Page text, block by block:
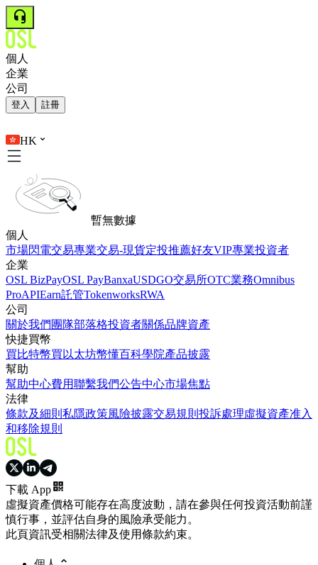
個人
企業
公司
登入 註冊
HK
暫無數據
個人
市場閃電交易專業交易-現貨定投推薦好友VIP專業投資者
企業
OSL BizPayOSL PayBanxaUSDGO交易所OTC業務Omnibus
ProAPIEarn託管TokenworksRWA
公司
關於我們 團隊部落格投資者關係品牌資產
快捷買幣
買比特幣買以太坊幣懂百科學院產品披露
幫助
幫助中心費用聯繫我們公告中心市場焦點
法律
條款及細則 私隱政策風險披露交易規則 投訴處理虛擬資產准入
和移除規則
下載 App
虛擬資產價格可能存在高度波動，請在參與任何投資活動前謹
慎行事，並評估自身的風險承受能力。
此頁資訊受相關法律及使用條款約束。